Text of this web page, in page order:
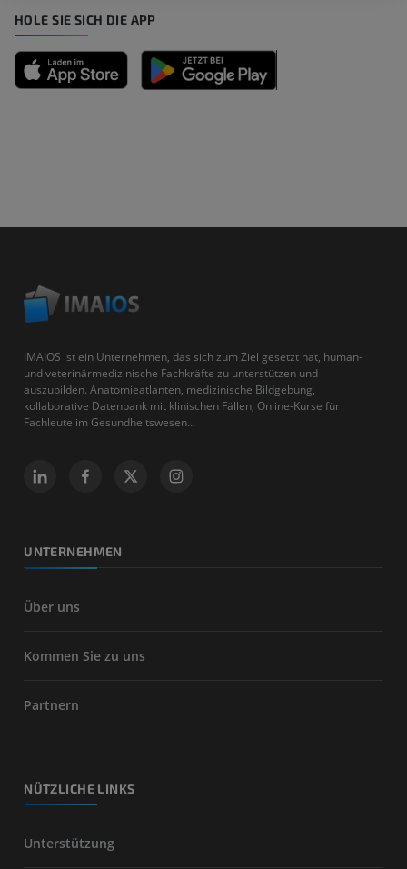
HOLE SIE SICH DIE APP
IMAIOS ist ein Unternehmen, das sich zum Ziel gesetzt hat, human-
und veterinärmedizinische Fachkräfte zu unterstützen und
auszubilden. Anatomieatlanten, medizinische Bildgebung,
kollaborative Datenbank mit klinischen Fällen, Online-Kurse für
Fachleute im Gesundheitswesen...
UNTERNEHMEN
Über uns
Kommen Sie zu uns
Partnern
NÜTZLICHE LINKS
Unterstützung